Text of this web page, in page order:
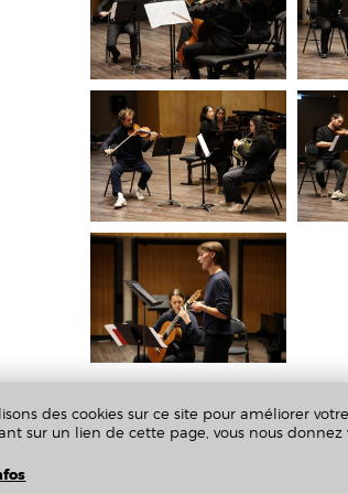
des cookies sur ce site pour améliorer
sur un lien de cette page, vous nous